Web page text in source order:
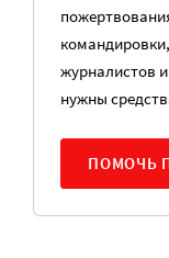
журналистов
нужны
ПОМОЧЬ